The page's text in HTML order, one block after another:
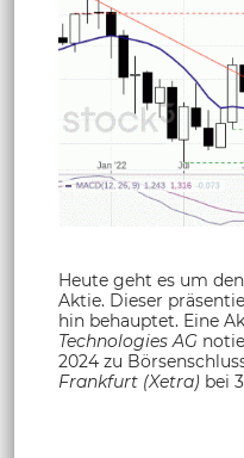
Heute geht es um
Aktie. Dieser
hin behauptet. Eine
Technologies AG
2024 zu
Frankfurt (Xetra) bei